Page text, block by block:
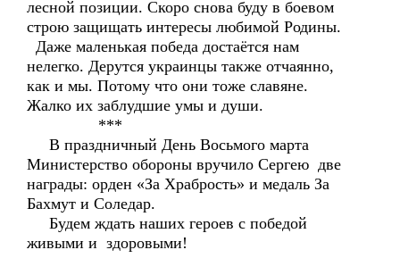
лесной позиции. Скоро снова буду в боевом
строю защищать интересы любимой Родины.
Даже маленькая победа достаётся нам
нелегко. Дерутся украинцы также отчаянно,
как и мы. Потому что они тоже славяне.
Жалко их заблудшие умы и души.
***
В праздничный День Восьмого марта
Министерство обороны вручило Сергею две
награды: орден «За Храбрость» и медаль За
Бахмут и Соледар.
Будем ждать наших героев с победой
живыми и здоровыми!